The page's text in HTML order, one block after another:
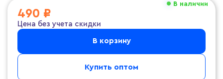
В наличии
490 ₽
Цена без учета скидки
В корзину
Купить оптом